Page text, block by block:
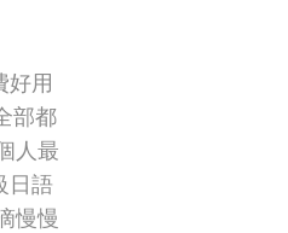
好用
部都
人最
日語
慢慢